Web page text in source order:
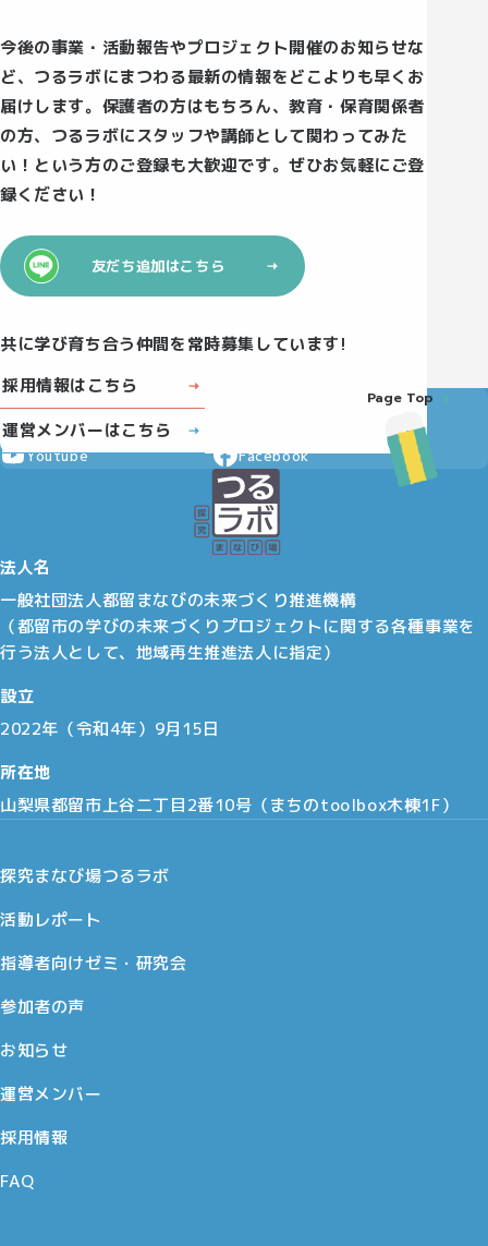
今後の事業・活動報告やプロジェクト開催のお知らせな
ど、つるラボにまつわる最新の情報をどこよりも早くお
届けします。保護者の方はもちろん、教育・保育関係者
の方、つるラボにスタッフや講師として関わってみた
い！という方のご登録も大歓迎です。ぜひお気軽にご登
録ください！
友だち追加はこちら
共に学び育ち合う仲間を常時募集しています!
採用情報はこちら
運営メンバーはこちら
Page Top
Youtube Facebook
法人名
一般社団法人都留まなびの未来づくり推進機構
（都留市の学びの未来づくりプロジェクトに関する各種事業を
行う法人として、地域再生推進法人に指定）
設立
2022年（令和4年）9月15日
所在地
山梨県都留市上谷二丁目2番10号（まちのtoolbox木棟1F）
探究まなび場つるラボ
活動レポート
指導者向けゼミ・研究会
参加者の声
お知らせ
運営メンバー
採用情報
FAQ